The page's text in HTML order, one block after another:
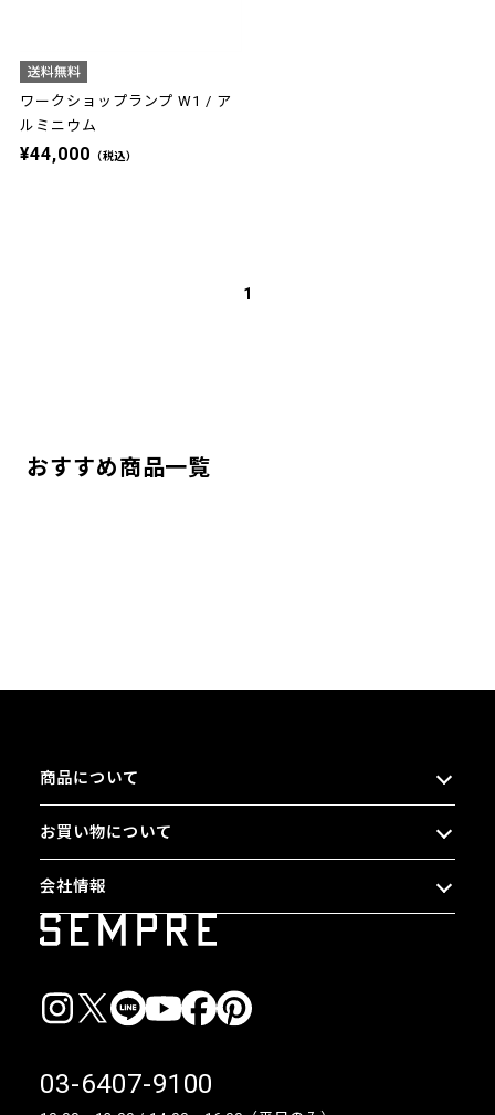
ワークショップランプ W1 / ア
ルミニウム
¥44,000 （税込）
1
おすすめ商品一覧
商品について
お買い物について
会社情報
03-6407-9100